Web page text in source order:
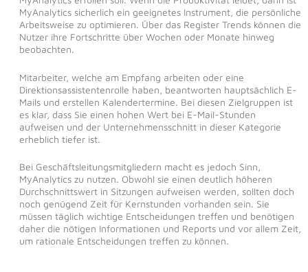
MyAnalytics sicherlich ein geeignetes Instrument, die persönliche
Arbeitsweise zu optimieren. Über das Register Trends können die
Nutzer ihre Fortschritte über Wochen oder Monate hinweg
beobachten.
Mitarbeiter, welche am Empfang arbeiten oder eine
Direktionsassistentenrolle haben, beantworten hauptsächlich E-
Mails und erstellen Kalendertermine. Bei diesen Zielgruppen ist
es klar, dass Sie einen hohen Wert bei E-Mail-Stunden
aufweisen und der Unternehmensschnitt in dieser Kategorie
erheblich tiefer ist.
Bei Geschäftsleitungsmitgliedern macht es jedoch Sinn,
MyAnalytics zu nutzen. Obwohl sie einen deutlich höheren
Durchschnittswert in Sitzungen aufweisen werden, sollten doch
noch genügend Zeit für Kernstunden vorhanden sein. Sie
müssen täglich wichtige Entscheidungen treffen und benötigen
daher die nötigen Informationen und Reports und vor allem Zeit,
um rationale Entscheidungen treffen zu können.